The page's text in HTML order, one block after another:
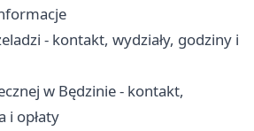
- kontakt, wydziały, godziny i
w Będzinie - kontakt,
i opłaty